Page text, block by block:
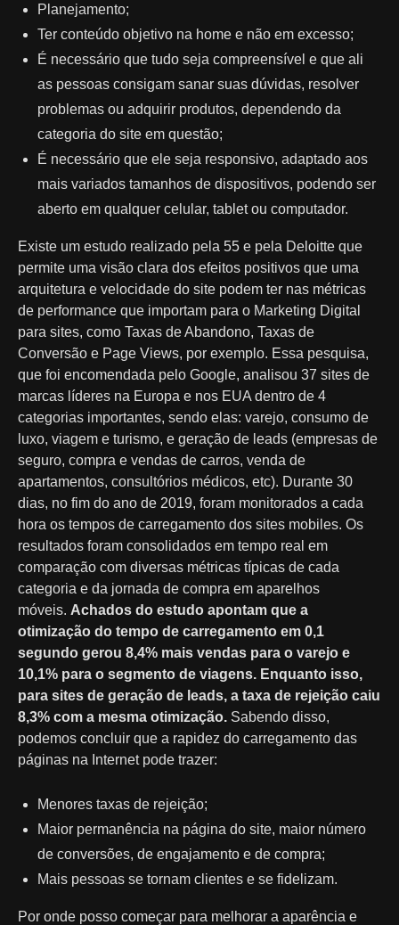
Planejamento;
Ter conteúdo objetivo na home e não em excesso;
É necessário que tudo seja compreensível e que ali
as pessoas consigam sanar suas dúvidas, resolver
problemas ou adquirir produtos, dependendo da
categoria do site em questão;
É necessário que ele seja responsivo, adaptado aos
mais variados tamanhos de dispositivos, podendo ser
aberto em qualquer celular, tablet ou computador.
Existe um estudo realizado pela 55 e pela Deloitte que
permite uma visão clara dos efeitos positivos que uma
arquitetura e velocidade do site podem ter nas métricas
de performance que importam para o Marketing Digital
para sites, como Taxas de Abandono, Taxas de
Conversão e Page Views, por exemplo. Essa pesquisa,
que foi encomendada pelo Google, analisou 37 sites de
marcas líderes na Europa e nos EUA dentro de 4
categorias importantes, sendo elas: varejo, consumo de
luxo, viagem e turismo, e geração de leads (empresas de
seguro, compra e vendas de carros, venda de
apartamentos, consultórios médicos, etc). Durante 30
dias, no fim do ano de 2019, foram monitorados a cada
hora os tempos de carregamento dos sites mobiles. Os
resultados foram consolidados em tempo real em
comparação com diversas métricas típicas de cada
categoria e da jornada de compra em aparelhos
móveis. Achados do estudo apontam que a
otimização do tempo de carregamento em 0,1
segundo gerou 8,4% mais vendas para o varejo e
10,1% para o segmento de viagens. Enquanto isso,
para sites de geração de leads, a taxa de rejeição caiu
8,3% com a mesma otimização. Sabendo disso,
podemos concluir que a rapidez do carregamento das
páginas na Internet pode trazer:
Menores taxas de rejeição;
Maior permanência na página do site, maior número
de conversões, de engajamento e de compra;
Mais pessoas se tornam clientes e se fidelizam.
Por onde posso começar para melhorar a aparência e